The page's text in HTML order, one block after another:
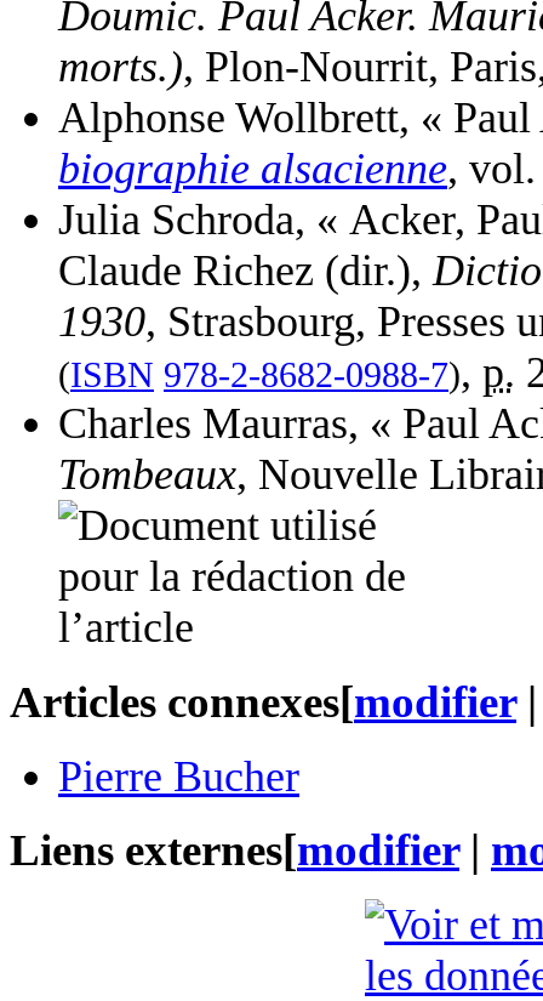
Doumic. Paul Acker.
morts.), Plon-Nourrit,
Alphonse Wollbrett, «
biographie alsacienne,
Julia Schroda, « Acker,
Claude Richez (dir.),
1930, Strasbourg, Presses
(ISBN 978-2-8682-0988-7), p.
Charles Maurras, « Paul
Tombeaux, Nouvelle
Articles connexes[modifier
Pierre Bucher
Liens externes[modifier|